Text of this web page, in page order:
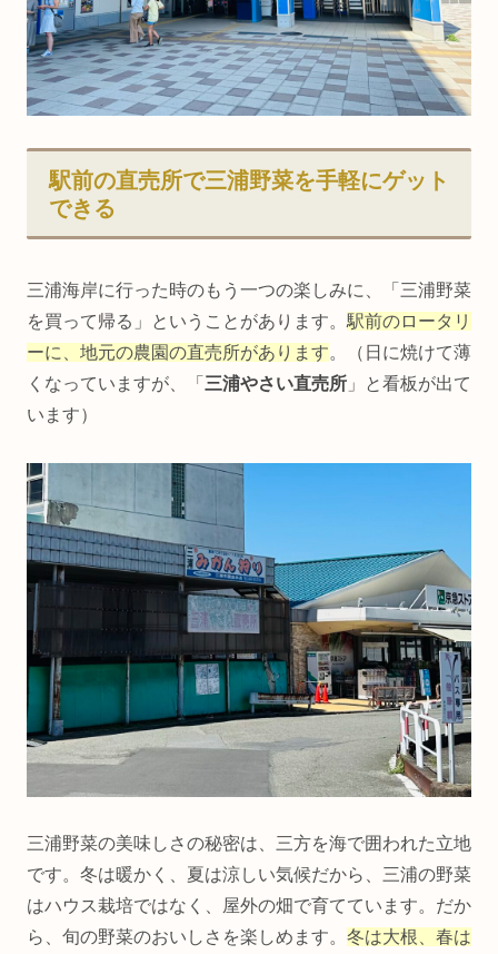
駅前の直売所で三浦野菜を手軽にゲット
できる
三浦海岸に行った時のもう一つの楽しみに、「三浦野菜
を買って帰る」ということがあります。 駅前のロータリ
ーに、地元の農園の直売所があります。（日に焼けて薄
くなっていますが、「 三浦やさい直売所 」と看板が出て
います）
三浦野菜の美味しさの秘密は、三方を海で囲われた立地
です。冬は暖かく、夏は涼しい気候だから、三浦の野菜
はハウス栽培ではなく、屋外の畑で育てています。だか
ら、旬の野菜のおいしさを楽しめます。 冬は大根、春は